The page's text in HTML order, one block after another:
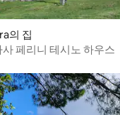
의 집
페리니 테시노 하우스